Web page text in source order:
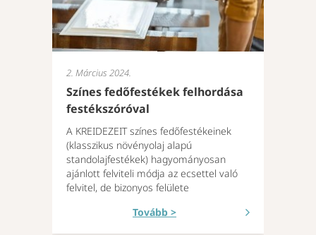
2. Március 2024.
Színes fedőfestékek felhordása
festékszóróval
A KREIDEZEIT színes fedőfestékeinek
(klasszikus növényolaj alapú
standolajfestékek) hagyományosan
ajánlott felviteli módja az ecsettel való
felvitel, de bizonyos felülete
Tovább >